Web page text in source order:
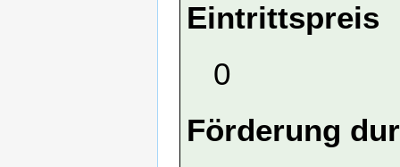
Eintrittspreis
0
Förderung